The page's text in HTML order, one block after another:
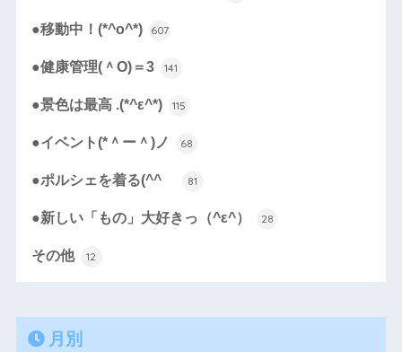
●移動中！(*^o^*) 607
●健康管理(＾O)＝3 141
●景色は最高 .(*^ε^*) 115
●イベント(*＾ー＾)ノ 68
●ポルシェを着る(^^ゞ 81
●新しい「もの」大好きっ（^ε^） 28
その他 12
月別